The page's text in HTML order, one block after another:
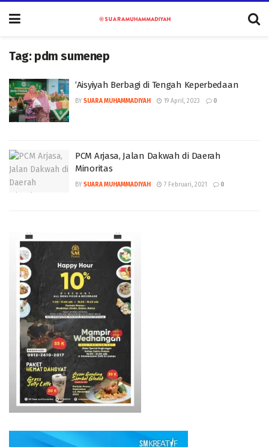
Tag: pdm sumenep
‘Aisyiyah Berbagi di Tengah Keperbedaan
BY SUARA MUHAMMADIYAH 19 April, 2023 0
PCM Arjasa, Jalan Dakwah di Daerah
Minoritas
BY SUARA MUHAMMADIYAH 7 Februari, 2021 0